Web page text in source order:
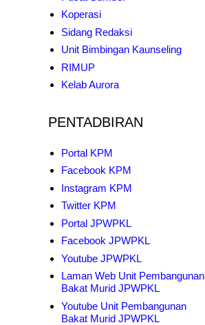
Koperasi
Sidang Redaksi
Unit Bimbingan Kaunseling
RIMUP
Kelab Aurora
PENTADBIRAN
Portal KPM
Facebook KPM
Instagram KPM
Twitter KPM
Portal JPWPKL
Facebook JPWPKL
Youtube JPWPKL
Laman Web Unit Pembangunan
Bakat Murid JPWPKL
Youtube Unit Pembangunan
Bakat Murid JPWPKL